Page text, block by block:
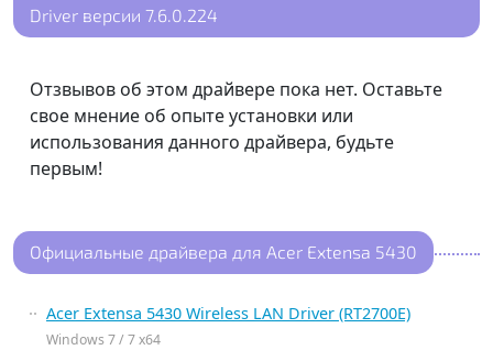
Driver версии 7.6.0.224
Отзвывов об этом драйвере пока нет. Оставьте
свое мнение об опыте установки или
использования данного драйвера, будьте
первым!
Официальные драйвера для Acer Extensa 5430
Acer Extensa 5430 Wireless LAN Driver (RT2700E)
Windows 7 / 7 x64